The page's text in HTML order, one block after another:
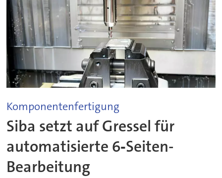
Komponentenfertigung
Siba setzt auf Gressel für
automatisierte 6‑Seiten-
Bearbeitung